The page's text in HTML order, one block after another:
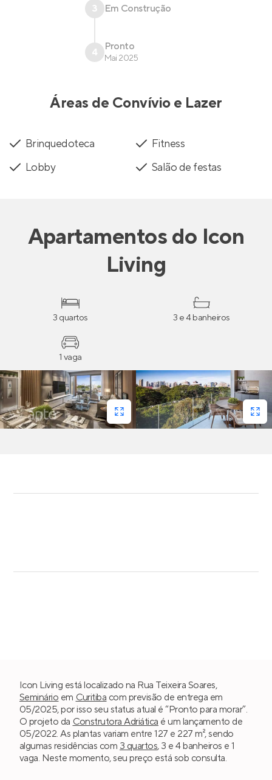
3 Em Construção
4 Pronto
Mai 2025
Áreas de Convívio e Lazer
Brinquedoteca
Fitness
Lobby
Salão de festas
Apartamentosdo Icon
Living
3 quartos 3 e 4 banheiros
1 vaga
Icon Living está localizado na Rua Teixeira Soares,
Seminário em Curitiba com previsão de entrega em
05/2025, por isso seu status atual é “Pronto para morar”.
O projeto da Construtora Adriática é um lançamento de
05/2022. As plantas variam entre 127 e 227 m², sendo
algumas residências com 3 quartos, 3 e 4 banheiros e 1
vaga. Neste momento, seu preço está sob consulta.